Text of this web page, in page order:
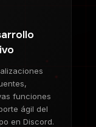
funciones
ágil del
en Discord.